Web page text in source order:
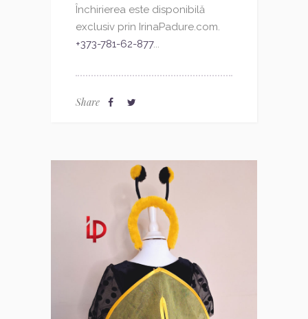
Închirierea este disponibilă
exclusiv prin IrinaPadure.com.
+373-781-62-877...
Share